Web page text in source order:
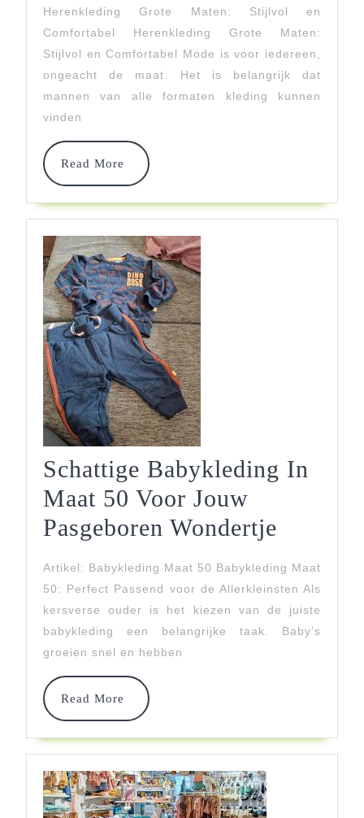
In
Grote
Maten:
Herenkleding Grote Maten: Stijlvol en
Comfortabel Herenkleding Grote Maten:
Stijlvol en Comfortabel Mode is voor iedereen,
ongeacht de maat. Het is belangrijk dat
mannen van alle formaten kleding kunnen
vinden
Read More
Read
More
Schattige Babykleding In
Maat 50 Voor Jouw
Pasgeboren Wondertje
In
Maat
50
Artikel: Babykleding Maat 50 Babykleding Maat
50: Perfect Passend voor de Allerkleinsten Als
kersverse ouder is het kiezen van de juiste
babykleding een belangrijke taak. Baby’s
groeien snel en hebben
Read More
Read
More